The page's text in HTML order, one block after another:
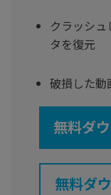
クラッシ
タを復元
破損した動
無料ダ
無料ダ